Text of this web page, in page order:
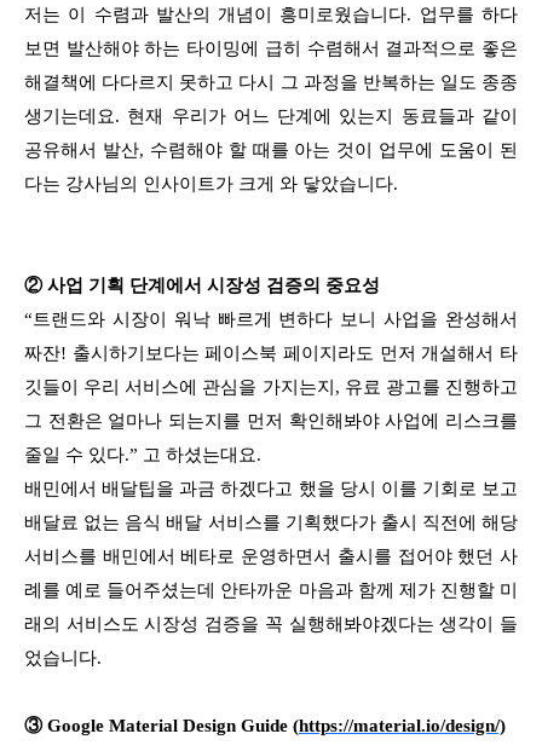
저는 이 수렴과 발산의 개념이 흥미로웠습니다. 업무를 하다
보면 발산해야 하는 타이밍에 급히 수렴해서 결과적으로 좋은
해결책에 다다르지 못하고 다시 그 과정을 반복하는 일도 종종
생기는데요. 현재 우리가 어느 단계에 있는지 동료들과 같이
공유해서 발산, 수렴해야 할 때를 아는 것이 업무에 도움이 된
다는 강사님의 인사이트가 크게 와 닿았습니다.
②사업 기획 단계에서 시장성 검증의 중요성
“트랜드와 시장이 워낙 빠르게 변하다 보니 사업을 완성해서
짜잔! 출시하기보다는 페이스북 페이지라도 먼저 개설해서 타
깃들이 우리 서비스에 관심을 가지는지, 유료 광고를 진행하고
그 전환은 얼마나 되는지를 먼저 확인해봐야 사업에 리스크를
줄일 수 있다.” 고 하셨는대요.
배민에서 배달팁을 과금 하겠다고 했을 당시 이를 기회로 보고
배달료 없는 음식 배달 서비스를 기획했다가 출시 직전에 해당
서비스를 배민에서 베타로 운영하면서 출시를 접어야 했던 사
례를 예로 들어주셨는데 안타까운 마음과 함께 제가 진행할 미
래의 서비스도 시장성 검증을 꼭 실행해봐야겠다는 생각이 들
었습니다.
③Google Material Design Guide (https://material.io/design/)